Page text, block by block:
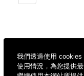
我們透過使用
使用情況，為您提供